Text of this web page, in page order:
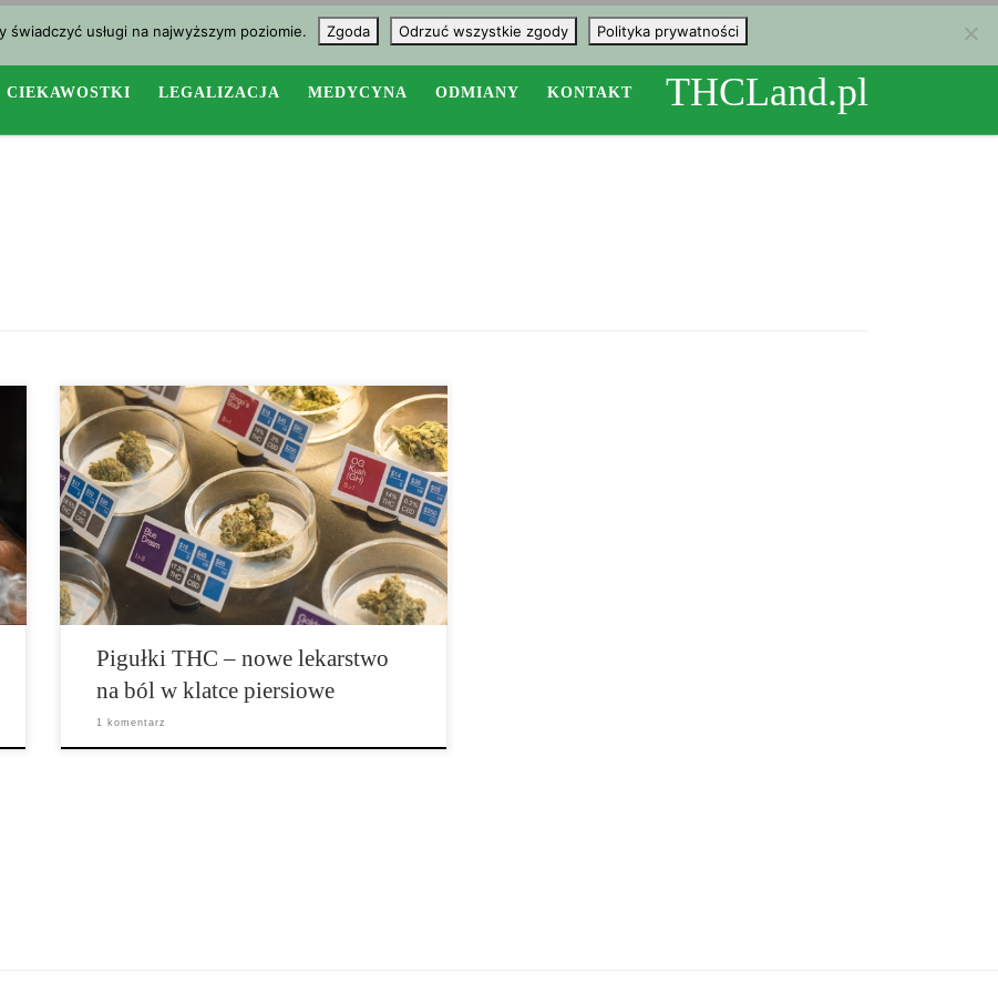
THCLand.pl
CIEKAWOSTKI LEGALIZACJA MEDYCYNA ODMIANY KONTAKT
Najczęstsze przyczyny niekardiologicznego bólu w
klatce piersiowej zawierają refluks kwasu i
nadwrażliwość przełyku. Nowe badania sugerują
wersję farmaceutyczną tetrahydrokannabinolu (THC)
jako skuteczny sposób leczenia niekardiologicznych
bóli w klatce piersiowej. Około 23% dorosłej
populacji, a 70 milionów Amerykanów, doświadcza
niekardiologicznego bólu […]
Pigułki THC – nowe lekarstwo
na ból w klatce piersiowe
1 komentarz
usługi na najwyższym poziomie. Zgoda Odrzuć wszystkie zgody Polityka prywatności